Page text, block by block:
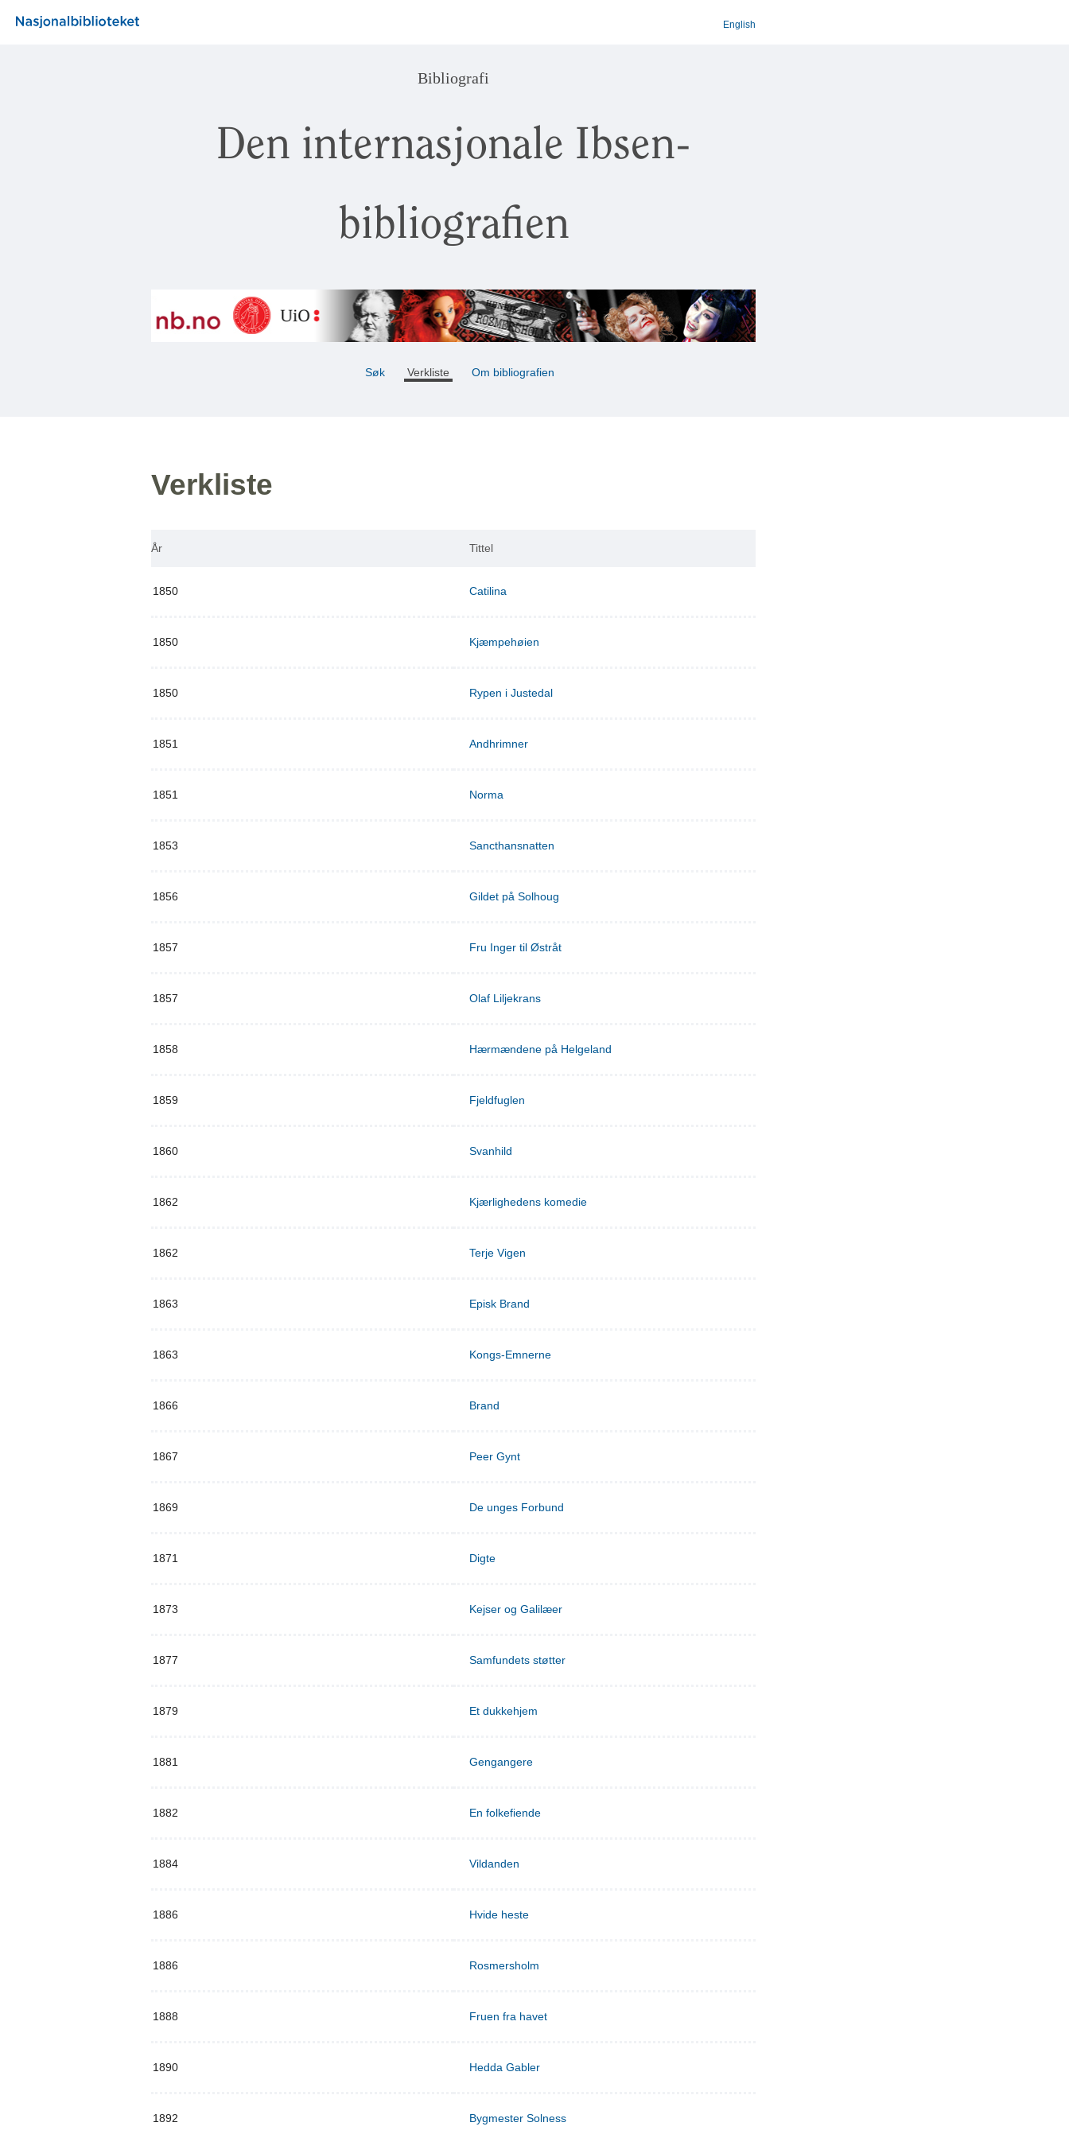
English
Bibliografi
Den internasjonale Ibsen-
bibliografien
Søk Verkliste Om bibliografien
Verkliste
År Tittel
1850 Catilina
1850 Kjæmpehøien
1850 Rypen i Justedal
1851 Andhrimner
1851 Norma
1853 Sancthansnatten
1856 Gildet på Solhoug
1857 Fru Inger til Østråt
1857 Olaf Liljekrans
1858 Hærmændene på Helgeland
1859 Fjeldfuglen
1860 Svanhild
1862 Kjærlighedens komedie
1862 Terje Vigen
1863 Episk Brand
1863 Kongs-Emnerne
1866 Brand
1867 Peer Gynt
1869 De unges Forbund
1871 Digte
1873 Kejser og Galilæer
1877 Samfundets støtter
1879 Et dukkehjem
1881 Gengangere
1882 En folkefiende
1884 Vildanden
1886 Hvide heste
1886 Rosmersholm
1888 Fruen fra havet
1890 Hedda Gabler
1892 Bygmester Solness